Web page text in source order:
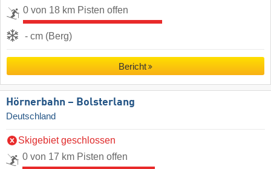
0 von 18 km Pisten offen
- cm (Berg)
Bericht
Hörnerbahn – Bolsterlang
Deutschland
Skigebiet geschlossen
0 von 17 km Pisten offen